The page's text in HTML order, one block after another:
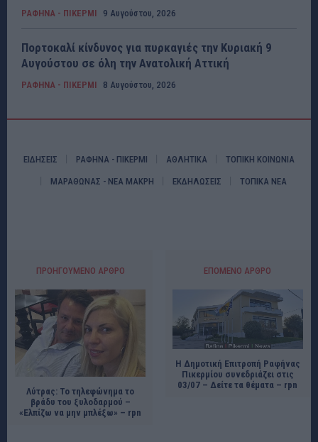
ΡΑΦΗΝΑ - ΠΙΚΕΡΜΙ 9 Αυγούστου, 2026
Πορτοκαλί κίνδυνος για πυρκαγιές την Κυριακή 9
Αυγούστου σε όλη την Ανατολική Αττική
ΡΑΦΗΝΑ - ΠΙΚΕΡΜΙ 8 Αυγούστου, 2026
ΕΙΔΗΣΕΙΣ ΡΑΦΗΝΑ - ΠΙΚΕΡΜΙ ΑΘΛΗΤΙΚΑ ΤΟΠΙΚΗ ΚΟΙΝΩΝΙΑ
ΜΑΡΑΘΩΝΑΣ - ΝΕΑ ΜΑΚΡΗ ΕΚΔΗΛΩΣΕΙΣ ΤΟΠΙΚΑ ΝΕΑ
ΠΡΟΗΓΟΎΜΕΝΟ ΆΡΘΡΟ
Λύτρας: Το τηλεφώνημα το
βράδυ του ξυλοδαρμού –
«Ελπίζω να μην μπλέξω» – rpn
ΕΠΌΜΕΝΟ ΆΡΘΡΟ
Η Δημοτική Επιτροπή Ραφήνας
Πικερμίου συνεδριάζει στις
03/07 – Δείτε τα θέματα – rpn